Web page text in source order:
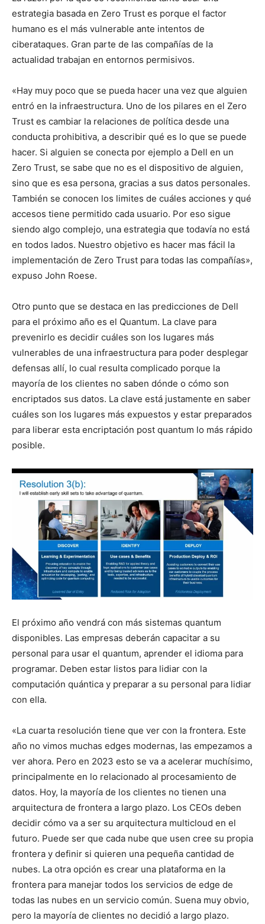
estrategia basada en Zero Trust es porque el factor
humano es el más vulnerable ante intentos de
ciberataques. Gran parte de las compañías de la
actualidad trabajan en entornos permisivos.
«Hay muy poco que se pueda hacer una vez que alguien
entró en la infraestructura. Uno de los pilares en el Zero
Trust es cambiar la relaciones de política desde una
conducta prohibitiva, a describir qué es lo que se puede
hacer. Si alguien se conecta por ejemplo a Dell en un
Zero Trust, se sabe que no es el dispositivo de alguien,
sino que es esa persona, gracias a sus datos personales.
También se conocen los limites de cuáles acciones y qué
accesos tiene permitido cada usuario. Por eso sigue
siendo algo complejo, una estrategia que todavía no está
en todos lados. Nuestro objetivo es hacer mas fácil la
implementación de Zero Trust para todas las compañías»,
expuso John Roese.
Otro punto que se destaca en las predicciones de Dell
para el próximo año es el Quantum. La clave para
prevenirlo es decidir cuáles son los lugares más
vulnerables de una infraestructura para poder desplegar
defensas allí, lo cual resulta complicado porque la
mayoría de los clientes no saben dónde o cómo son
encriptados sus datos. La clave está justamente en saber
cuáles son los lugares más expuestos y estar preparados
para liberar esta encriptación post quantum lo más rápido
posible.
El próximo año vendrá con más sistemas quantum
disponibles. Las empresas deberán capacitar a su
personal para usar el quantum, aprender el idioma para
programar. Deben estar listos para lidiar con la
computación quántica y preparar a su personal para lidiar
con ella.
«La cuarta resolución tiene que ver con la frontera. Este
año no vimos muchas edges modernas, las empezamos a
ver ahora. Pero en 2023 esto se va a acelerar muchísimo,
principalmente en lo relacionado al procesamiento de
datos. Hoy, la mayoría de los clientes no tienen una
arquitectura de frontera a largo plazo. Los CEOs deben
decidir cómo va a ser su arquitectura multicloud en el
futuro. Puede ser que cada nube que usen cree su propia
frontera y definir si quieren una pequeña cantidad de
nubes. La otra opción es crear una plataforma en la
frontera para manejar todos los servicios de edge de
todas las nubes en un servicio común. Suena muy obvio,
pero la mayoría de clientes no decidió a largo plazo.